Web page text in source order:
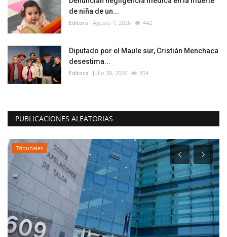
de niña de un...
Editora Agosto 1, 2026 442
Diputado por el Maule sur, Cristián Menchaca
desestima...
Editora Julio 30, 2026 354
PUBLICACIONES ALEATORIAS
Tribunales